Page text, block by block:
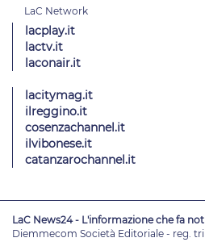
lacplay.it
lactv.it
laconair.it
lacitymag.it
ilreggino.it
cosenzachannel.it
ilvibonese.it
catanzarochannel.it
LaC News24 - L'informazione che fa
Diemmecom Società Editoriale - reg.